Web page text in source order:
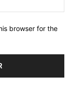
browser for the